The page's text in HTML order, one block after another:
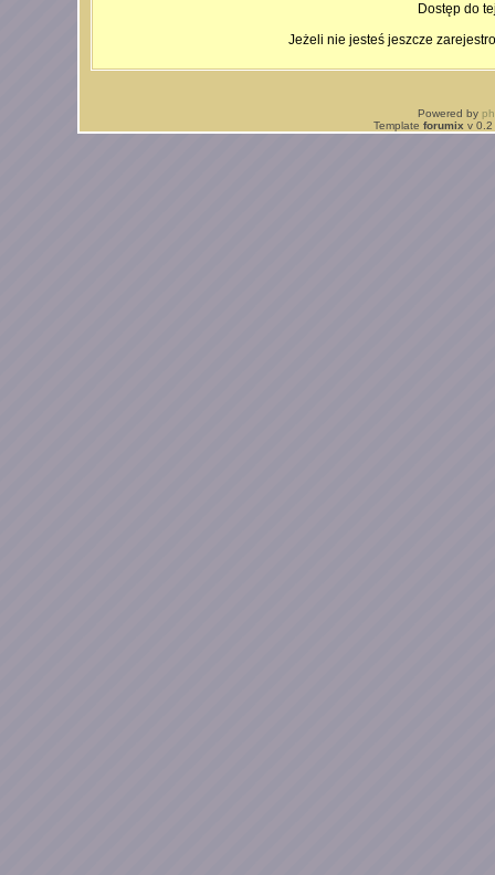
Dostęp do
Jeżeli nie jesteś jeszcze
Powered by
Template forumix v 0.2